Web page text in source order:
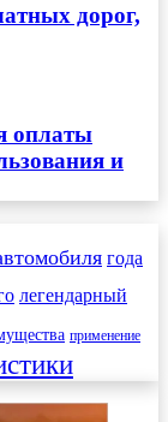
дорог,
оплаты
и
года
легендарный
применение